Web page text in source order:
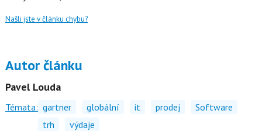
Našli jste v článku chybu?
Autor článku
Pavel Louda
Témata: gartner globální it prodej
Software
trh
výdaje